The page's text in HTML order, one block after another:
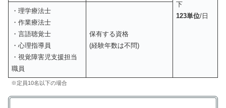
下
123単位/日
・理学療法士
・作業療法士
・言語聴覚士
・心理指導員
・視覚障害児支援担当
職員
保有する資格
(経験年数は不問)
※定員10名以下の場合